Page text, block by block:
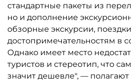
стандартные пакеты из
но и дополнение
обзорные экскурсии,
достопримечательностям в
Однако имеет место
туристов и стереотип, что
значит дешевле", — полагают